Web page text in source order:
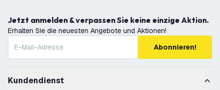
Jetzt anmelden & verpassen Sie keine einzige Aktion.
Erhalten Sie die neuesten Angebote und Aktionen!
Abonnieren!
Kundendienst